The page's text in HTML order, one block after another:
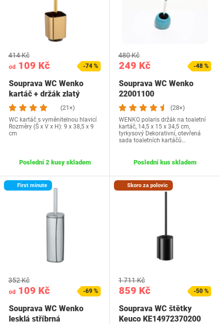
od 109 Kč
414 Kč
-74 %
Souprava WC Wenko
kartáč + držák zlatý
(21×)
WC kartáč s vyměnitelnou hlavicí
Rozměry (Š x V x H): 9 x 38,5 x 9
cm
Poslední 2 kusy skladem
249 Kč
480 Kč
-48 %
Souprava WC Wenko
22001100
(28×)
WENKO polaris držák na toaletní
kartáč, 14,5 x 15 x 34,5 cm,
tyrkysový Dekorativní, otevřená
sada toaletních kartáčů…
Poslední kus skladem
First minute
od 109 Kč
352 Kč
-69 %
Souprava WC Wenko
lesklá stříbrná
Skoro za polovic
859 Kč
1 711 Kč
-50 %
Souprava WC štětky
Keuco KE14972370200